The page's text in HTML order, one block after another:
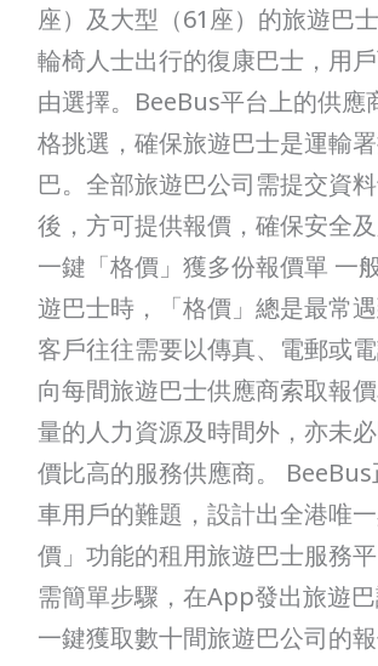
座）及大型（61座）的旅遊巴
輪椅人士出行的復康巴士，用
由選擇。BeeBus平台上的供應
格挑選，確保旅遊巴士是運輸
巴。全部旅遊巴公司需提交資
後，方可提供報價，確保安全及
一鍵「格價」獲多份報價單 一
遊巴士時，「格價」總是最常遇
客戶往往需要以傳真、電郵或
向每間旅遊巴士供應商索取報
量的人力資源及時間外，亦未
價比高的服務供應商。 BeeBus
車用戶的難題，設計出全港唯
價」功能的租用旅遊巴士服務
需簡單步驟，在App發出旅遊
一鍵獲取數十間旅遊巴公司的